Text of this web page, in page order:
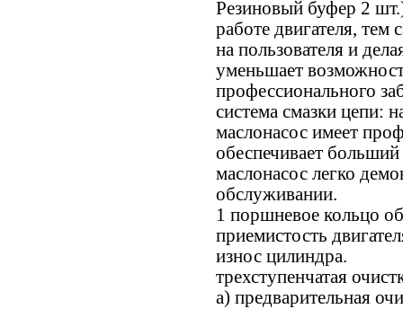
Резиновый буфер 2
работе двигателя,
на пользователя и
уменьшает
профессионального
система смазки цепи:
маслонасос имеет
обеспечивает
маслонасос легко
обслуживании.
1 поршневое кольцо
приемистость
износ цилиндра.
трехступенчатая
а) предварительная